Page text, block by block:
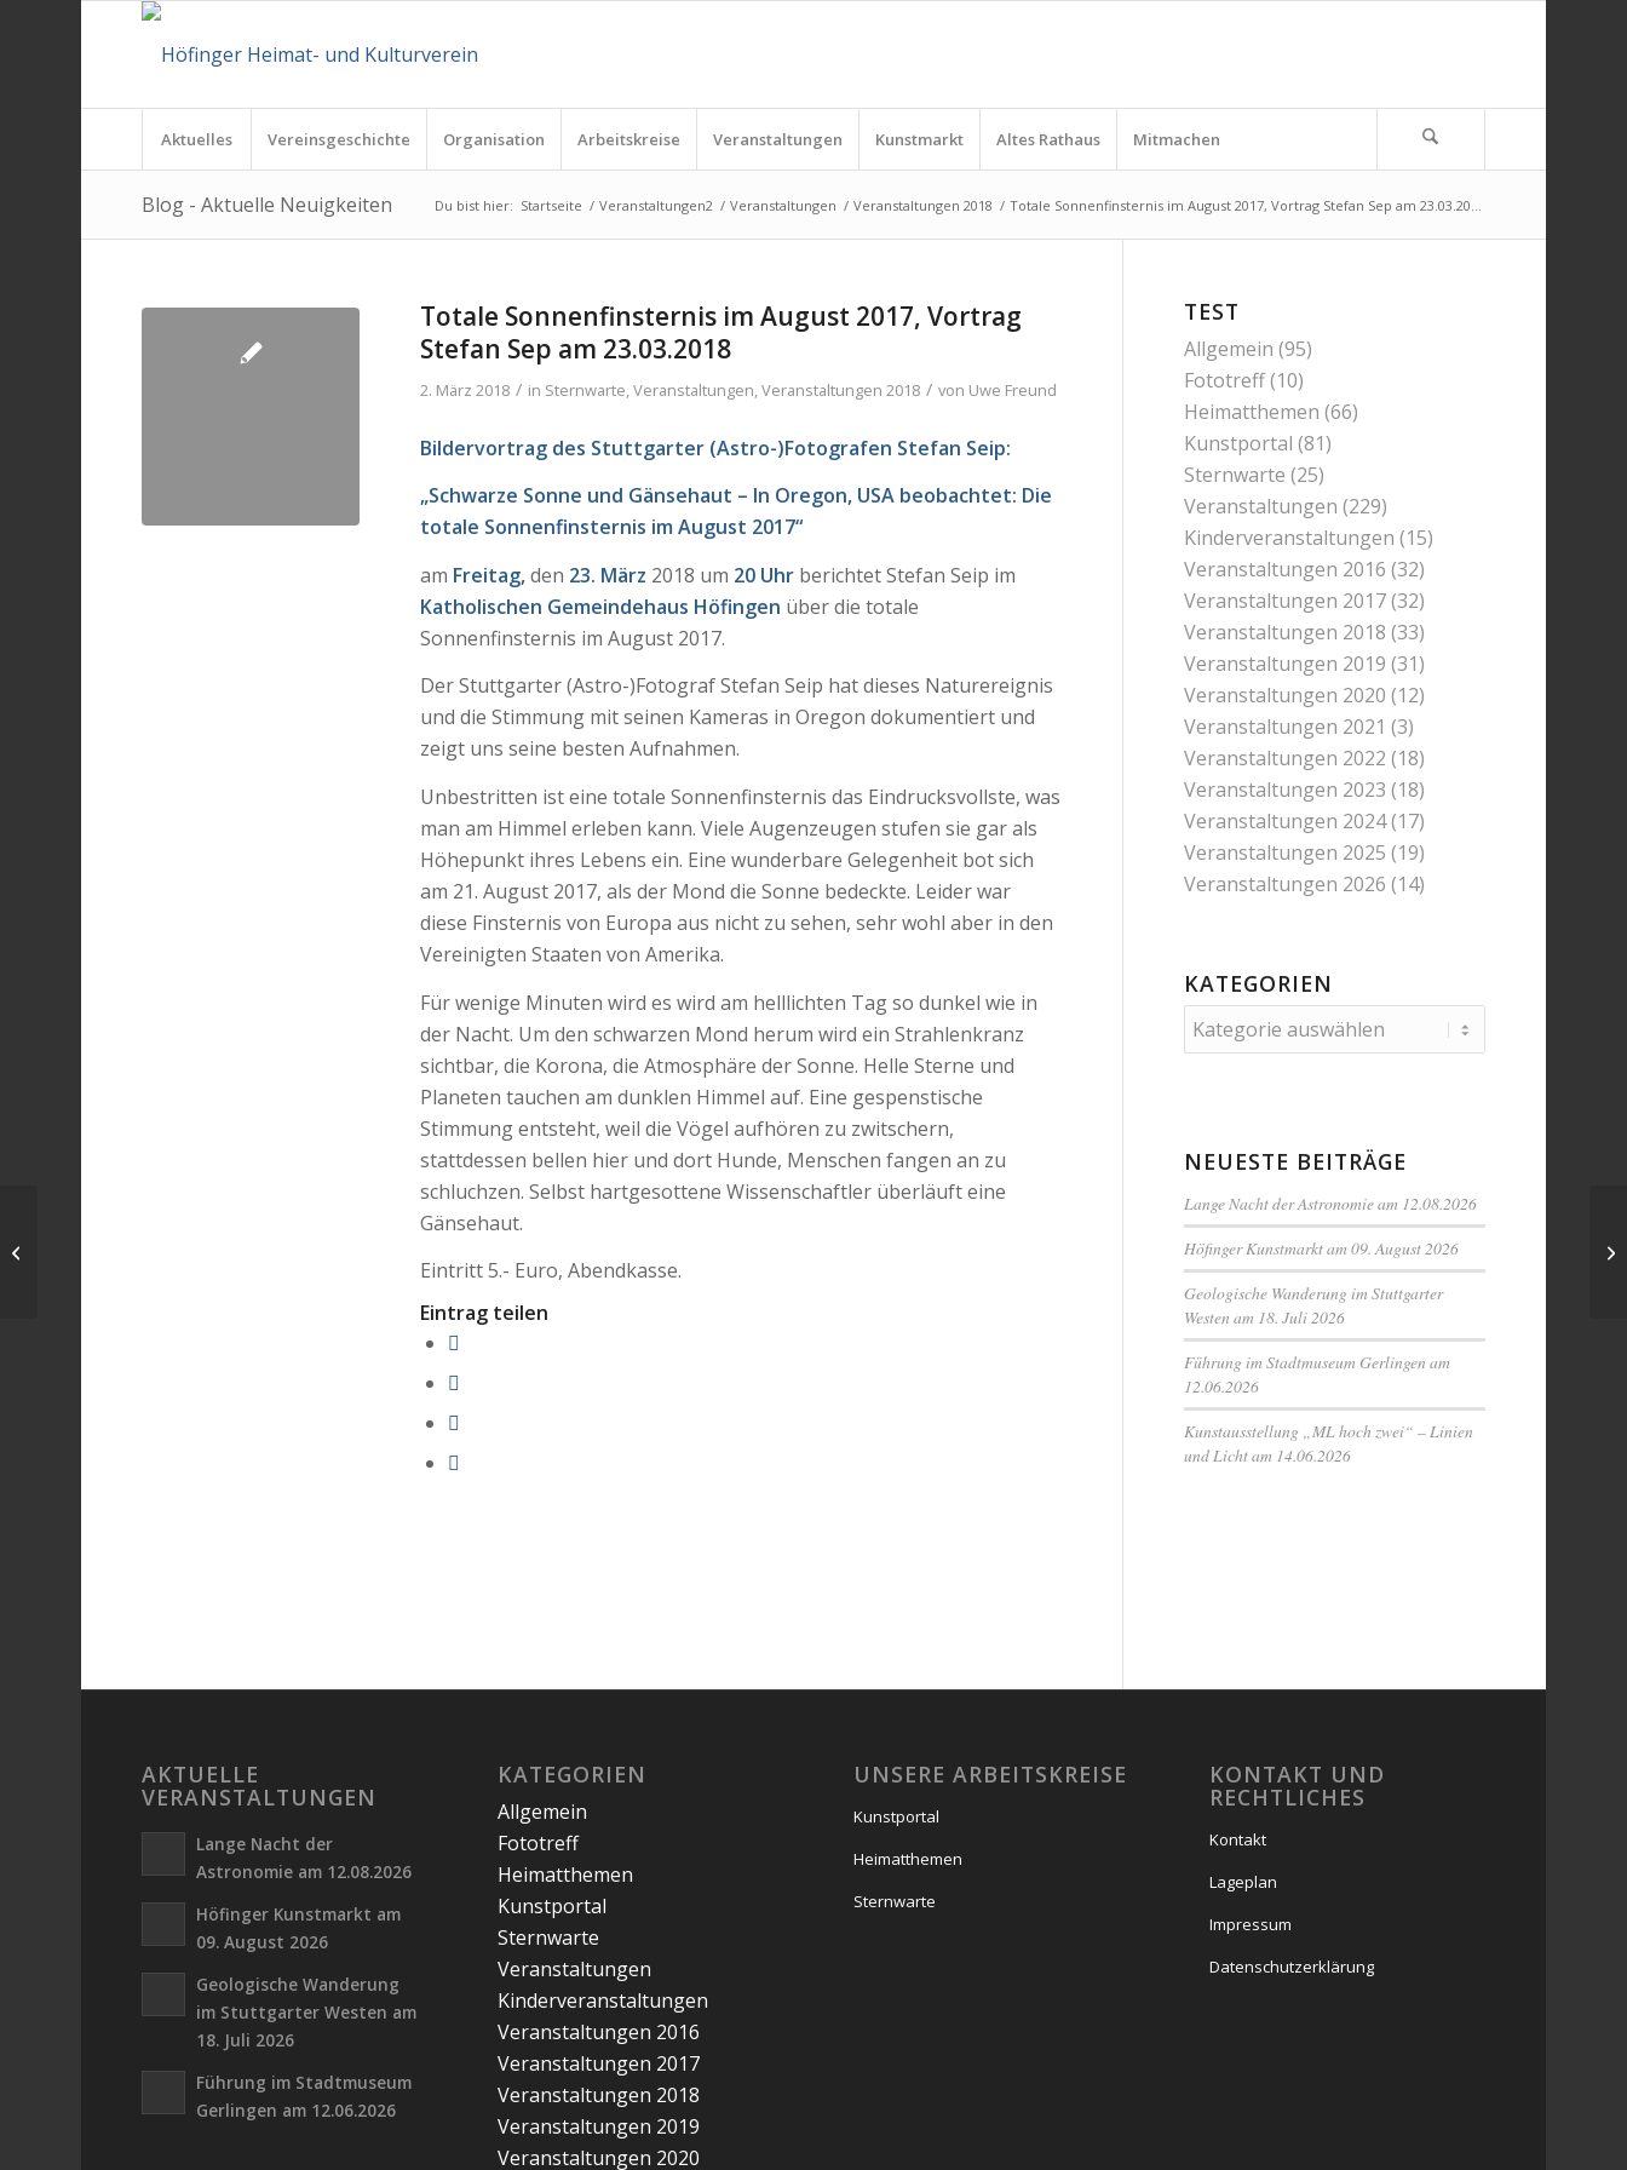
Aktuelles Vereinsgeschichte Organisation Arbeitskreise Veranstaltungen Kunstmarkt Altes Rathaus Mitmachen
Blog - Aktuelle Neuigkeiten Du bist hier: Startseite / Veranstaltungen2 / Veranstaltungen / Veranstaltungen 2018 / Totale Sonnenfinsternis im August 2017, Vortrag Stefan Sep am 23.03.20...
Totale Sonnenfinsternis im August 2017, Vortrag
Stefan Sep am 23.03.2018
2. März 2018 / in Sternwarte,Veranstaltungen,Veranstaltungen 2018 / von Uwe Freund
Bildervortrag des Stuttgarter (Astro-)Fotografen Stefan Seip:
„Schwarze Sonne und Gänsehaut – In Oregon, USA beobachtet: Die
totale Sonnenfinsternis im August 2017“
am Freitag,den 23. März 2018 um 20 Uhr berichtet Stefan Seip im
Katholischen Gemeindehaus Höfingen über die totale
Sonnenfinsternis im August 2017.
Der Stuttgarter (Astro-)Fotograf Stefan Seip hat dieses Naturereignis
und die Stimmung mit seinen Kameras in Oregon dokumentiert und
zeigt uns seine besten Aufnahmen.
Unbestritten ist eine totale Sonnenfinsternis das Eindrucksvollste, was
man am Himmel erleben kann. Viele Augenzeugen stufen sie gar als
Höhepunkt ihres Lebens ein. Eine wunderbare Gelegenheit bot sich
am 21. August 2017, als der Mond die Sonne bedeckte. Leider war
diese Finsternis von Europa aus nicht zu sehen, sehr wohl aber in den
Vereinigten Staaten von Amerika.
Für wenige Minuten wird es wird am helllichten Tag so dunkel wie in
der Nacht. Um den schwarzen Mond herum wird ein Strahlenkranz
sichtbar, die Korona, die Atmosphäre der Sonne. Helle Sterne und
Planeten tauchen am dunklen Himmel auf. Eine gespenstische
Stimmung entsteht, weil die Vögel aufhören zu zwitschern,
stattdessen bellen hier und dort Hunde, Menschen fangen an zu
schluchzen. Selbst hartgesottene Wissenschaftler überläuft eine
Gänsehaut.
Eintritt 5.- Euro, Abendkasse.
Eintrag teilen
TEST
Allgemein (95)
Fototreff(10)
Heimatthemen (66)
Kunstportal (81)
Sternwarte (25)
Veranstaltungen (229)
Kinderveranstaltungen (15)
Veranstaltungen 2016 (32)
Veranstaltungen 2017(32)
Veranstaltungen 2018 (33)
Veranstaltungen 2019 (31)
Veranstaltungen 2020 (12)
Veranstaltungen 2021 (3)
Veranstaltungen 2022 (18)
Veranstaltungen 2023 (18)
Veranstaltungen 2024(17)
Veranstaltungen 2025 (19)
Veranstaltungen 2026 (14)
KATEGORIEN
Kategorien
NEUESTE BEITRÄGE
Lange Nacht der Astronomie am 12.08.2026
Höfinger Kunstmarkt am 09. August 2026
Geologische Wanderung im Stuttgarter
Westen am 18. Juli 2026
Führung im Stadtmuseum Gerlingen am
12.06.2026
Kunstausstellung „ML hoch zwei“ – Linien
und Licht am 14.06.2026
AKTUELLE
VERANSTALTUNGEN
Lange Nacht der
Astronomie am 12.08.2026
Höfinger Kunstmarkt am
09. August 2026
Geologische Wanderung
im Stuttgarter Westen am
18. Juli 2026
Führung im Stadtmuseum
Gerlingen am 12.06.2026
KATEGORIEN
Allgemein
Fototreff
Heimatthemen
Kunstportal
Sternwarte
Veranstaltungen
Kinderveranstaltungen
Veranstaltungen 2016
Veranstaltungen 2017
Veranstaltungen 2018
Veranstaltungen 2019
Veranstaltungen 2020
UNSERE ARBEITSKREISE
Kunstportal
Heimatthemen
Sternwarte
KONTAKT UND
RECHTLICHES
Kontakt
Lageplan
Impressum
Datenschutzerklärung